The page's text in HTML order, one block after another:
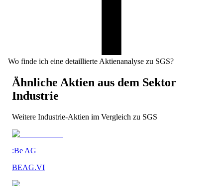
Wo finde ich eine detaillierte Aktienanalyse zu SGS?
Ähnliche Aktien aus dem Sektor
Industrie
Weitere Industrie-Aktien im Vergleich zu SGS
:Be AG
BEAG.VI